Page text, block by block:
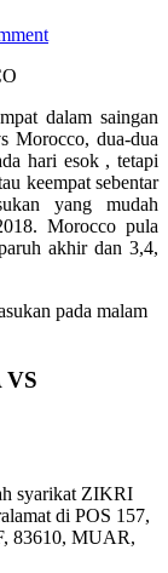
dalam saingan
Morocco, dua-dua
hari esok , tetapi
keempat sebentar
yang mudah
Morocco pula
akhir dan 3,4,
pada malam
syarikat ZIKRI
di POS 157,
83610, MUAR,